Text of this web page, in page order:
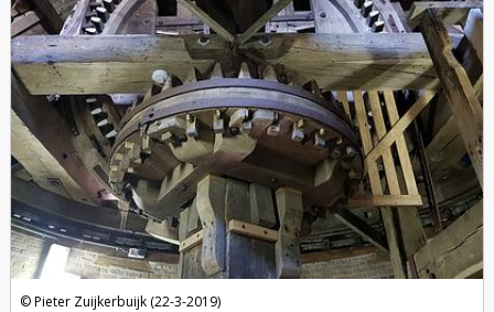
Pieter Zuijkerbuijk (22-3-2019)